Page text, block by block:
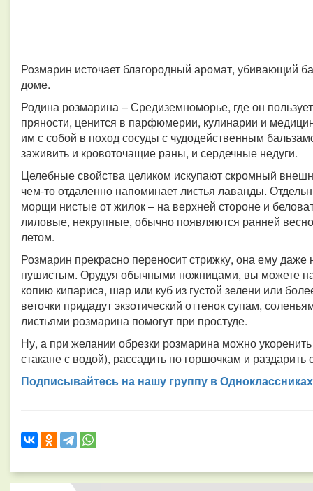
Розмарин источает благородный аромат, убивающий
доме.
Родина розмарина – Средиземноморье, где он
пряности, ценится в парфюмерии, кулинарии и
им с собой в поход сосуды с чудодейственным
заживить и кровоточащие раны, и сердечные недуги.
Целебные свойства целиком искупают скромный
чем-то отдаленно напоминает листья лаванды.
морщи нистые от жилок – на верхней стороне и
лиловые, некрупные, обычно появляются ранней
летом.
Розмарин прекрасно переносит стрижку, она ему
пушистым. Орудуя обычными ножницами, вы можете
копию кипариса, шар или куб из густой зелени или
веточки придадут экзотический оттенок супам,
листьями розмарина помогут при простуде.
Ну, а при желании обрезки розмарина можно
стакане с водой), рассадить по горшочкам и раздарить
Подписывайтесь на нашу группу в Одноклассниках